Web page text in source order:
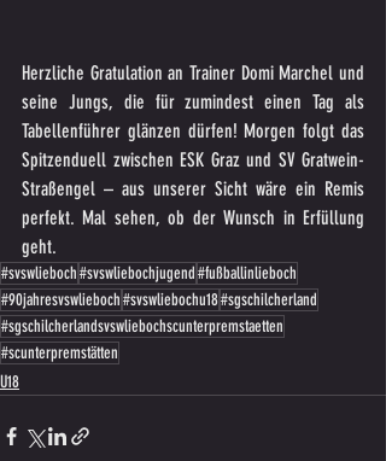
Herzliche Gratulation an Trainer Domi Marchel und
seine Jungs, die für zumindest einen Tag als
Tabellenführer glänzen dürfen! Morgen folgt das
Spitzenduell zwischen ESK Graz und SV Gratwein-
Straßengel – aus unserer Sicht wäre ein Remis
perfekt. Mal sehen, ob der Wunsch in Erfüllung
geht.
#svswlieboch#svswliebochjugend#fußballinlieboch
#90jahresvswlieboch#svswliebochu18#sgschilcherland
#sgschilcherlandsvswliebochscunterpremstaetten
#scunterpremstätten
U18